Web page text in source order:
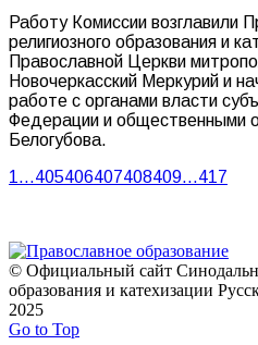
Работу Комиссии возглавили
религиозного образования и
Православной Церкви
Новочеркасский Меркурий и
работе с органами власти
Федерации и общественными
Белогубова.
1…405406407408409…417
© Официальный сайт
образования и катехизации
2025
Go to Top